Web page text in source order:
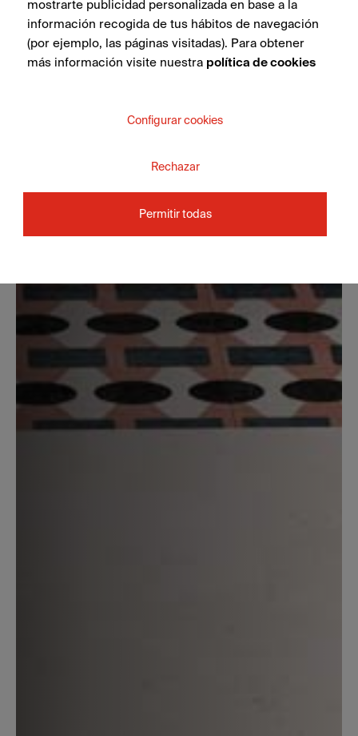
mostrarte publicidad personalizada en base a la
información recogida de tus hábitos de navegación
(por ejemplo, las páginas visitadas). Para obtener
más información visite nuestra política de cookies
Configurar cookies
Rechazar
Permitir todas